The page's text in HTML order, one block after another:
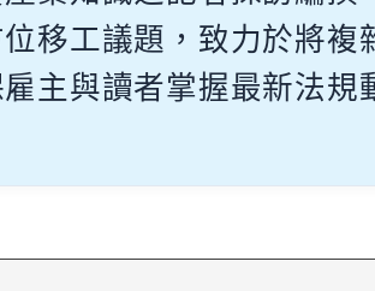
移工議題，致力於將複
主與讀者掌握最新法規